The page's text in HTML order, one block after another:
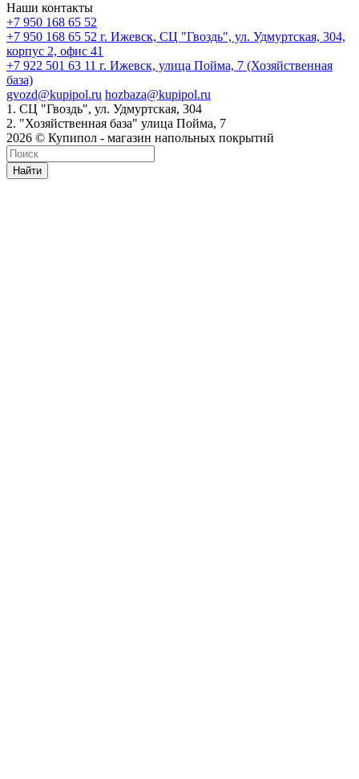
Наши контакты
+7 950 168 65 52
+7 950 168 65 52 г. Ижевск, СЦ "Гвоздь", ул. Удмуртская, 304,
корпус 2, офис 41
+7 922 501 63 11 г. Ижевск, улица Пойма, 7 (Хозяйственная
база)
gvozd@kupipol.ru hozbaza@kupipol.ru
1. СЦ "Гвоздь", ул. Удмуртская, 304
2. "Хозяйственная база" улица Пойма, 7
2026 © Купипол - магазин напольных покрытий
Найти